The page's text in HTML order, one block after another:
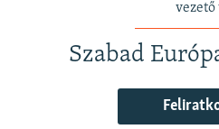
vezető
Szabad